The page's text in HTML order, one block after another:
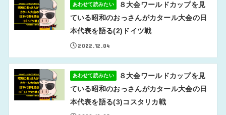
あわせて読みたい
８大会ワールドカップを見
ている昭和のおっさんがカタール大会の日
本代表を語る(2)ドイツ戦
2022.12.04
あわせて読みたい
８大会ワールドカップを見
ている昭和のおっさんがカタール大会の日
本代表を語る(3)コスタリカ戦